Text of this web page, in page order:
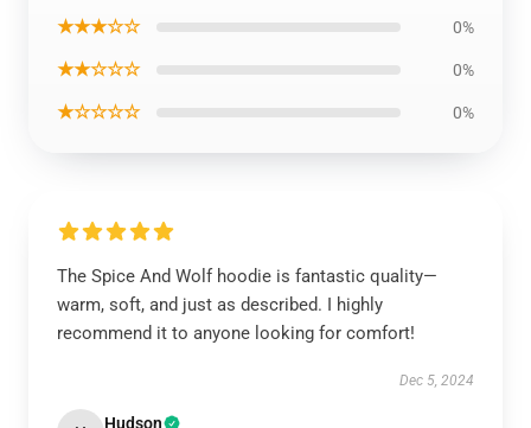
★★★☆☆ 0%
★★☆☆☆ 0%
★☆☆☆☆ 0%
The Spice And Wolf hoodie is fantastic quality—
warm, soft, and just as described. I highly
recommend it to anyone looking for comfort!
Dec 5, 2024
Hudson